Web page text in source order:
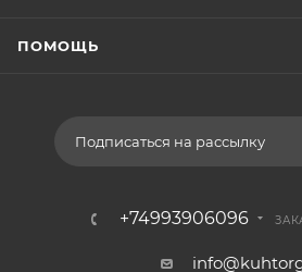
ПОМОЩЬ
Подписаться на рассылку
+74993906096